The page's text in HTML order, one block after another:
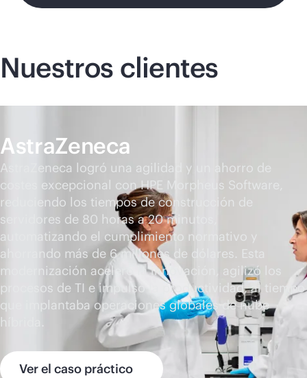
Nuestros clientes
AstraZeneca
AstraZeneca logró una agilidad y un ahorro de
costes excepcional con HPE Morpheus Software,
reduciendo los tiempos de construcción de
servidores de 80 horas a 20 minutos,
automatizando el cumplimiento normativo y
ahorrando más de 6 millones de dólares. Esta
modernización aceleró la innovación, agilizó los
procesos de TI e impulsó la productividad, al tiempo
que implantaba operaciones globales de nube
híbrida.
Ver el caso práctico